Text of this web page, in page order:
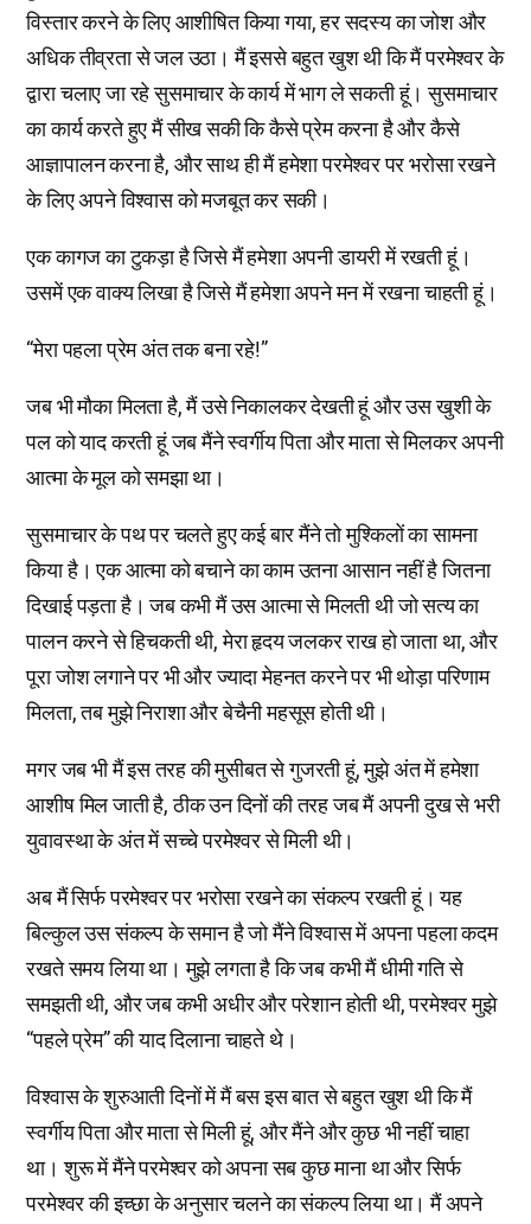
विस्तार करने के लिए आशीषित किया गया, हर सदस्य का जोश और
अधिक तीव्रता से जल उठा। मैं इससे बहुत खुश थी कि मैं परमेश्वर के
द्वारा चलाए जा रहे सुसमाचार के कार्य में भाग ले सकती हूं। सुसमाचार
का कार्य करते हुए मैं सीख सकी कि कैसे प्रेम करना है और कैसे
आज्ञापालन करना है, और साथ ही मैं हमेशा परमेश्वर पर भरोसा रखने
के लिए अपने विश्वास को मजबूत कर सकी।
एक कागज का टुकड़ा है जिसे मैं हमेशा अपनी डायरी में रखती हूं।
उसमें एक वाक्य लिखा है जिसे मैं हमेशा अपने मन में रखना चाहती हूं।
“मेरा पहला प्रेम अंत तक बना रहे!”
जब भी मौका मिलता है, मैं उसे निकालकर देखती हूं और उस खुशी के
पल को याद करती हूं जब मैंने स्वर्गीय पिता और माता से मिलकर अपनी
आत्मा के मूल को समझा था।
सुसमाचार के पथ पर चलते हुए कई बार मैंने तो मुश्किलों का सामना
किया है। एक आत्मा को बचाने का काम उतना आसान नहीं है जितना
दिखाई पड़ता है। जब कभी मैं उस आत्मा से मिलती थी जो सत्य का
पालन करने से हिचकती थी, मेरा हृदय जलकर राख हो जाता था, और
पूरा जोश लगाने पर भी और ज्यादा मेहनत करने पर भी थोड़ा परिणाम
मिलता, तब मुझे निराशा और बेचैनी महसूस होती थी।
मगर जब भी मैं इस तरह की मुसीबत से गुजरती हूं, मुझे अंत में हमेशा
आशीष मिल जाती है, ठीक उन दिनों की तरह जब मैं अपनी दुख से भरी
युवावस्था के अंत में सच्चे परमेश्वर से मिली थी।
अब मैं सिर्फ परमेश्वर पर भरोसा रखने का संकल्प रखती हूं। यह
बिल्कुल उस संकल्प के समान है जो मैंने विश्वास में अपना पहला कदम
रखते समय लिया था। मुझे लगता है कि जब कभी मैं धीमी गति से
समझती थी, और जब कभी अधीर और परेशान होती थी, परमेश्वर मुझे
“पहले प्रेम” की याद दिलाना चाहते थे।
विश्वास के शुरुआती दिनों में मैं बस इस बात से बहुत खुश थी कि मैं
स्वर्गीय पिता और माता से मिली हूं, और मैंने और कुछ भी नहीं चाहा
था। शुरू में मैंने परमेश्वर को अपना सब कुछ माना था और सिर्फ
परमेश्वर की इच्छा के अनुसार चलने का संकल्प लिया था। मैं अपने